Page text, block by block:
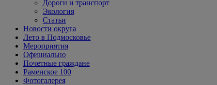
Дороги и транспорт
Экология
Статьи
Новости округа
Лето в Подмосковье
Мероприятия
Официально
Почетные граждане
Раменское 100
Фотогалерея